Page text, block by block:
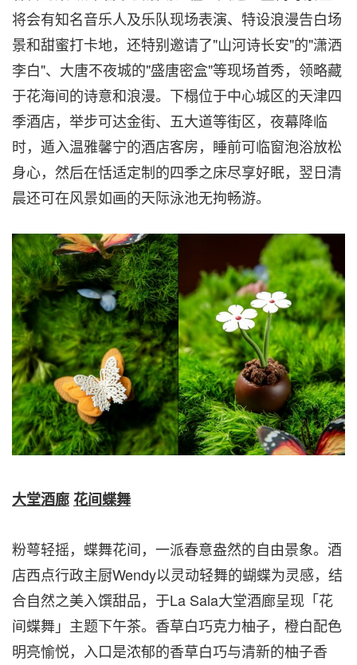
将会有知名音乐人及乐队现场表演、特设浪漫告白场
景和甜蜜打卡地，还特别邀请了"山河诗长安"的"潇洒
李白"、大唐不夜城的"盛唐密盒"等现场首秀，领略藏
于花海间的诗意和浪漫。下榻位于中心城区的天津四
季酒店，举步可达金街、五大道等街区，夜幕降临
时，遁入温雅馨宁的酒店客房，睡前可临窗泡浴放松
身心，然后在恬适定制的四季之床尽享好眠，翌日清
晨还可在风景如画的天际泳池无拘畅游。
大堂酒廊 花间蝶舞
粉萼轻摇，蝶舞花间，一派春意盎然的自由景象。酒
店西点行政主厨Wendy以灵动轻舞的蝴蝶为灵感，结
合自然之美入馔甜品，于La Sala大堂酒廊呈现「花
间蝶舞」主题下午茶。香草白巧克力柚子，橙白配色
明亮愉悦，入口是浓郁的香草白巧与清新的柚子香